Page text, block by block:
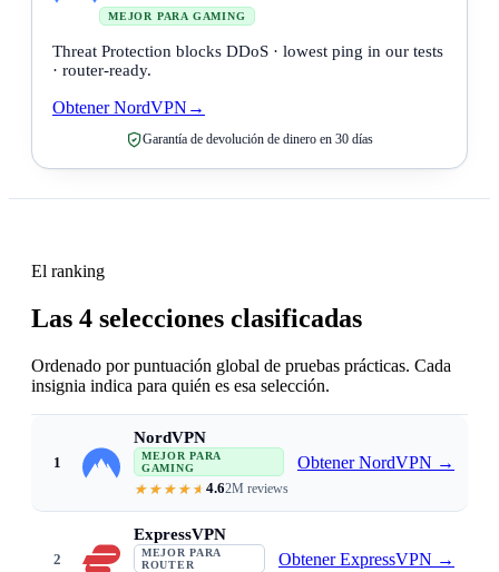
MEJOR PARA GAMING
Threat Protection blocks DDoS · lowest ping in our tests
· router-ready.
Obtener NordVPN →
Garantía de devolución de dinero en 30 días
El ranking
Las 4 selecciones clasificadas
Ordenado por puntuación global de pruebas prácticas. Cada
insignia indica para quién es esa selección.
1
NordVPN
MEJOR PARA
GAMING
4.62M reviews
Obtener NordVPN →
2
ExpressVPN
MEJOR PARA
ROUTER
Obtener ExpressVPN →